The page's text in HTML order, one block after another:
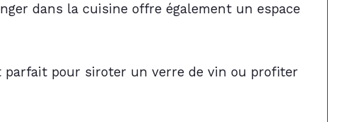
dans la cuisine offre également un espace
pour siroter un verre de vin ou profiter